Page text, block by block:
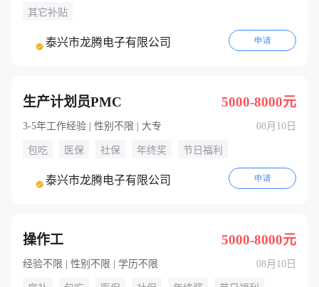
其它补贴
泰兴市龙腾电子有限公司 申请
生产计划员PMC 5000-8000元
3-5年工作经验 | 性别不限 | 大专 08月10日
包吃 医保 社保 年终奖 节日福利
泰兴市龙腾电子有限公司 申请
操作工 5000-8000元
经验不限 | 性别不限 | 学历不限 08月10日